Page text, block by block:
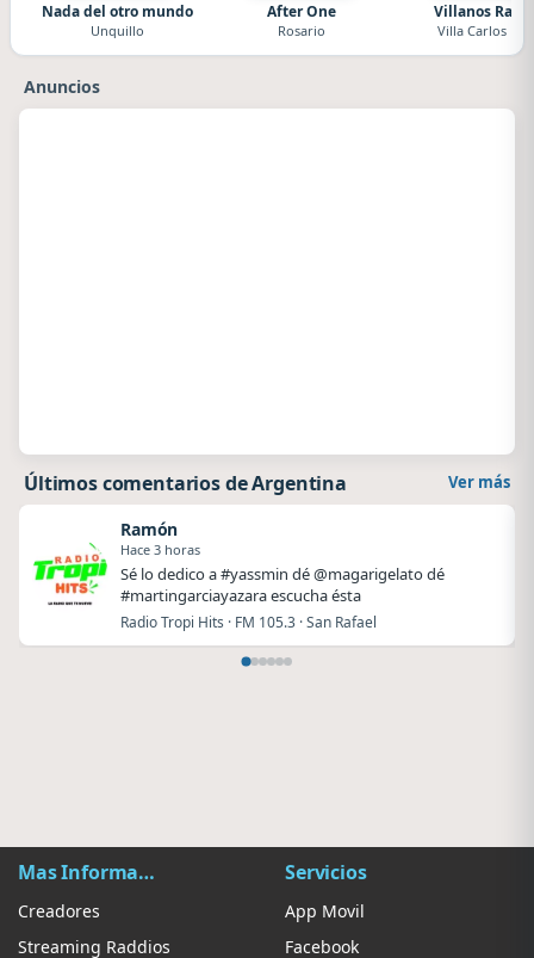
Nada del otro mundo
Unquillo
After One
Rosario
Villanos
Villa Carlos Paz
Anuncios
Últimos comentarios de Argentina Ver más
Ramón
Hace 3 horas
Sé lo dedico a #yassmin dé @magarigelato dé
#martingarciayazara escucha ésta
Radio Tropi Hits · FM 105.3 · San Rafael
Mas Información
Creadores
Streaming Raddios
Servicios
App Movil
Facebook